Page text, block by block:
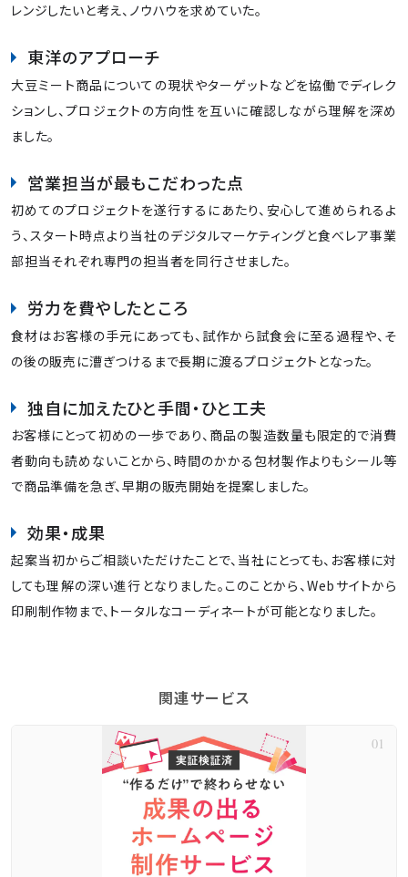
レンジしたいと考え、ノウハウを求めていた。
東洋のアプローチ
大豆ミート商品についての現状やターゲットなどを協働でディレク
ションし、プロジェクトの方向性を互いに確認しながら理解を深め
ました。
営業担当が最もこだわった点
初めてのプロジェクトを遂行するにあたり、安心して進められるよ
う、スタート時点より当社のデジタルマーケティングと食べレア事業
部担当それぞれ専門の担当者を同行させました。
労力を費やしたところ
食材はお客様の手元にあっても、試作から試食会に至る過程や、そ
の後の販売に漕ぎつけるまで長期に渡るプロジェクトとなった。
独自に加えたひと手間・ひと工夫
お客様にとって初めの一歩であり、商品の製造数量も限定的で消費
者動向も読めないことから、時間のかかる包材製作よりもシール等
で商品準備を急ぎ、早期の販売開始を提案しました。
効果・成果
起案当初からご相談いただけたことで、当社にとっても、お客様に対
しても理解の深い進行となりました。このことから、Webサイトから
印刷制作物まで、トータルなコーディネートが可能となりました。
関連サービス